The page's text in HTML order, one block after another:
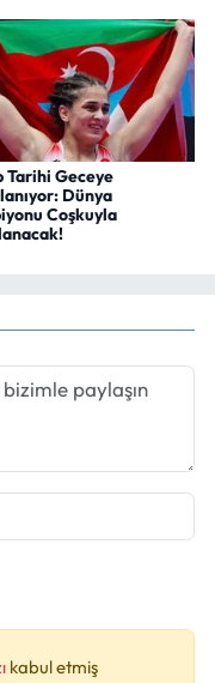
Tarihi Geceye
Dünya
Coşkuyla
kabul etmiş